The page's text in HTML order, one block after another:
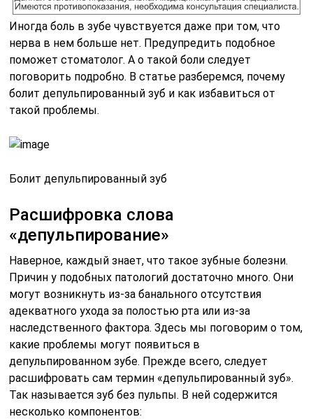
Иногда боль в зубе чувствуется даже при том, что
нерва в нем больше нет. Предупредить подобное
поможет стоматолог. А о такой боли следует
поговорить подробно. В статье разберемся, почему
болит депульпированный зуб и как избавиться от
такой проблемы.
Болит депульпированный зуб
Расшифровка слова
«депульпирование»
Наверное, каждый знает, что такое зубные болезни.
Причин у подобных патологий достаточно много. Они
могут возникнуть из-за банального отсутствия
адекватного ухода за полостью рта или из-за
наследственного фактора. Здесь мы поговорим о том,
какие проблемы могут появиться в
депульпированном зубе. Прежде всего, следует
расшифровать сам термин «депульпированный зуб».
Так называется зуб без пульпы. В ней содержится
несколько компонентов: